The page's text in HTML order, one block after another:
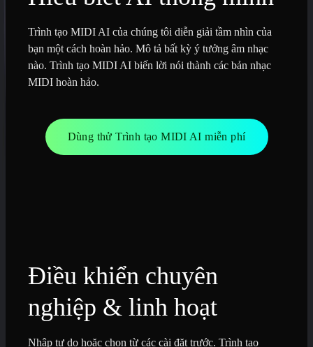
Trình tạo MIDI AI của chúng tôi diễn giải tầm nhìn của
bạn một cách hoàn hảo. Mô tả bất kỳ ý tưởng âm nhạc
nào. Trình tạo MIDI AI biến lời nói thành các bản nhạc
MIDI hoàn hảo.
Dùng thử Trình tạo MIDI AI miễn phí
Điều khiển chuyên
nghiệp & linh hoạt
Nhập tự do hoặc chọn từ các cài đặt trước. Trình tạo